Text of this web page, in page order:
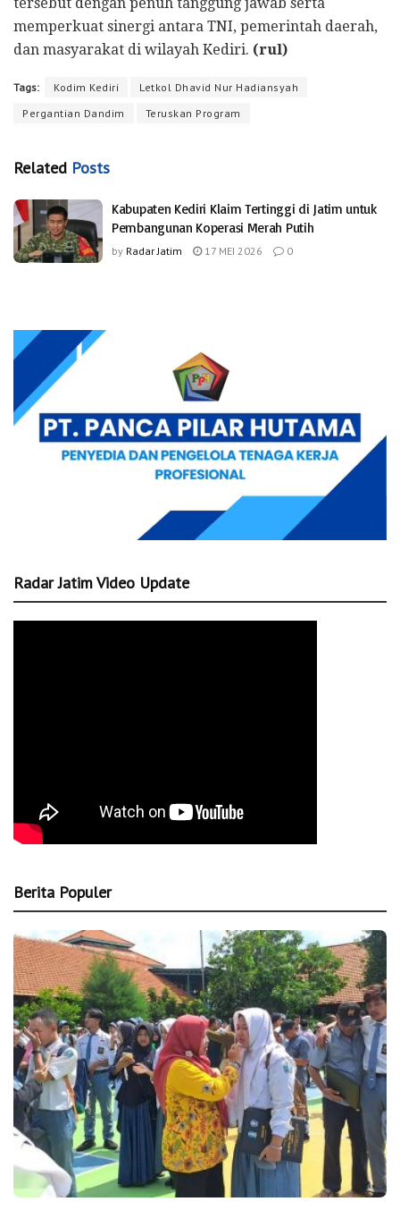
memperkuat sinergi antara TNI, pemerintah daerah,
dan masyarakat di wilayah Kediri. (rul)
Tags: Kodim Kediri
Letkol Dhavid Nur Hadiansyah
Pergantian Dandim
Teruskan Program
Related Posts
Kabupaten Kediri Klaim Tertinggi di Jatim untuk
Pembangunan Koperasi Merah Putih
by Radar Jatim 17 MEI 2026 0
Radar Jatim Video Update
Berita Populer